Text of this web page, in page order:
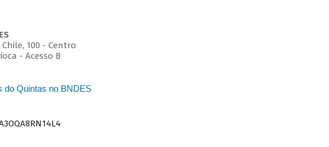
100 - Centro
- Acesso B
do Quintas no BNDES